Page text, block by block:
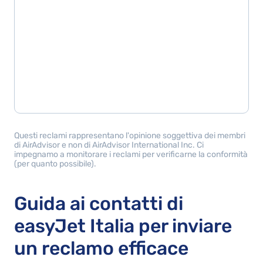
Questi reclami rappresentano l'opinione soggettiva dei membri
di AirAdvisor e non di AirAdvisor International Inc. Ci
impegnamo a monitorare i reclami per verificarne la conformità
(per quanto possibile).
Guida ai contatti di
easyJet Italia per inviare
un reclamo efficace